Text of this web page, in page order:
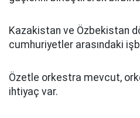
Kazakistan ve Özbekistan
cumhuriyetler arasındaki
Özetle orkestra mevcut,
ihtiyaç var.